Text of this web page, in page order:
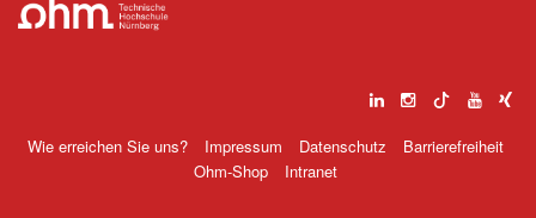
Wie erreichen Sie uns? Impressum Datenschutz
Barrierefreiheit
Ohm-Shop
Intranet